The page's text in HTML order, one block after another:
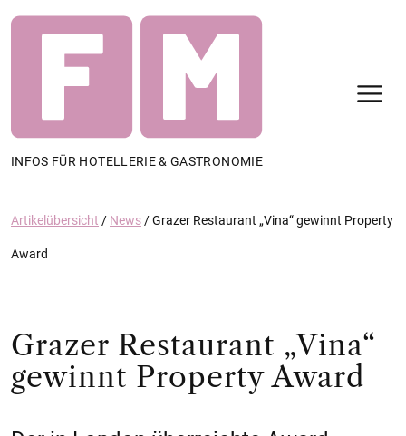
INFOS FÜR HOTELLERIE & GASTRONOMIE
Artikelübersicht / News /Grazer Restaurant „Vina“ gewinnt Property
Award
Grazer Restaurant „Vina“
gewinnt Property Award